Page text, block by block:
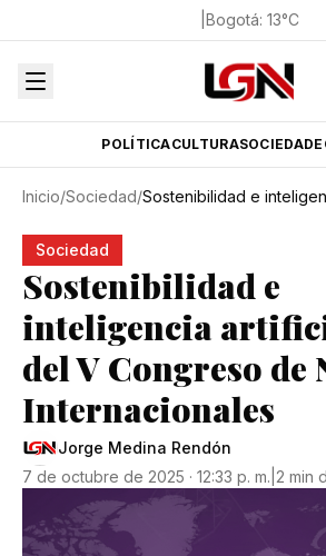
Bogotá: 13°C
POLÍTICACULTURASOCIEDAD
Inicio/Sociedad/
Sociedad
Sostenibilidad e
inteligencia
del V Congreso de
Internacionales
Jorge Medina Rendón
7 de octubre de 2025 · 12:33 p. m. 2 min